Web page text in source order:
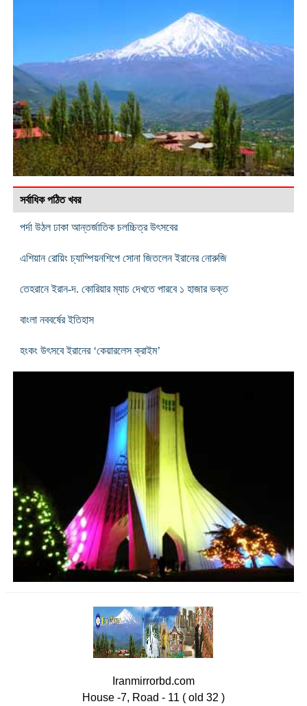
সর্বাধিক পঠিত খবর
পর্দা উঠল ঢাকা আন্তর্জাতিক চলচ্চিত্র উৎসবের
এশিয়ান রোয়িং চ্যাম্পিয়নশিপে সোনা জিতলেন ইরানের নোরুজি
তেহরানে ইরান-দ. কোরিয়ার ম্যাচ দেখতে পারবে ১ হাজার ভক্ত
বাংলা নববর্ষের ইতিহাস
হংকং উৎসবে ইরানের ‘কেয়ারলেস ক্রাইম’
Iranmirrorbd.com
House -7, Road - 11 ( old 32 )